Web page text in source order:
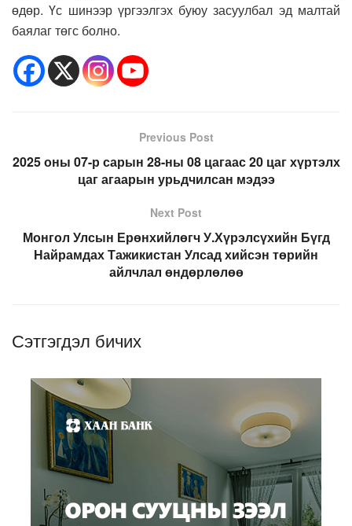
өдөр. Үс шинээр үргээлгэх буюу засуулбал эд малтай
баялаг төгс болно.
Previous Post
2025 оны 07-р сарын 28-ны 08 цагаас 20 цаг хүртэлх
цаг агаарын урьдчилсан мэдээ
Next Post
Монгол Улсын Ерөнхийлөгч У.Хүрэлсүхийн Бүгд
Найрамдах Тажикистан Улсад хийсэн төрийн
айлчлал өндөрлөлөө
Сэтгэгдэл бичих